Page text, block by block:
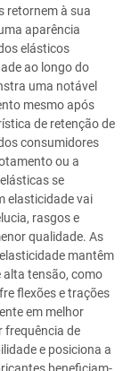
retornem à sua
aparência
elásticos
ao longo do
uma notável
mesmo após
de retenção de
consumidores
ou a
se
elasticidade vai
rasgos e
qualidade. As
mantêm
alta tensão, como
flexões e trações
em melhor
frequência de
e posiciona a